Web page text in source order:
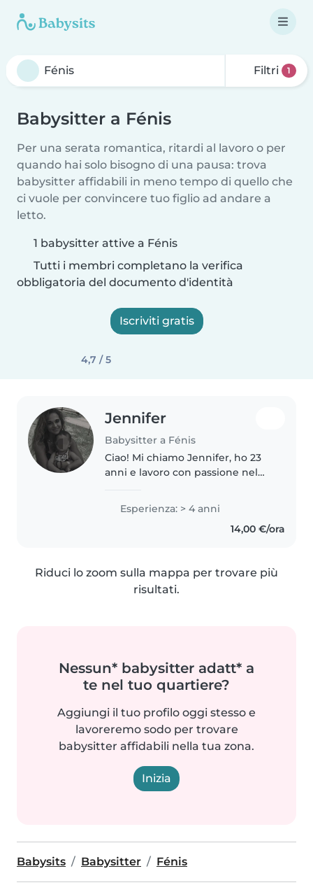
Filtri 1
Babysitter a Fénis
Per una serata romantica, ritardi al lavoro o per
quando hai solo bisogno di una pausa: trova
babysitter affidabili in meno tempo di quello che
ci vuole per convincere tuo figlio ad andare a
letto.
1 babysitter attive a Fénis
Tutti i membri completano la verifica
obbligatoria del documento d'identità
Iscriviti gratis
4,7 / 5
Jennifer
Babysitter a Fénis
Ciao! Mi chiamo Jennifer, ho 23
anni e lavoro con passione nel
anni ho gestito vari progetti
educativi rivolto ai bambini 2-6
anni, organizzando attività..
Esperienza: > 4 anni
14,00 €/ora
Riduci lo zoom sulla mappa per trovare più
risultati.
Nessun* babysitter adatt* a
te nel tuo quartiere?
Aggiungi il tuo profilo oggi stesso e
lavoreremo sodo per trovare
babysitter affidabili nella tua zona.
Inizia
Babysits Babysitter Fénis